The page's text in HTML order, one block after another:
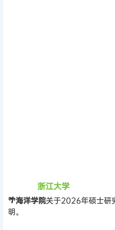
浙江大学
🌴海洋学院关于2026年硕士研
明。